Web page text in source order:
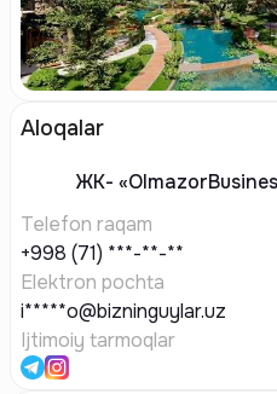
Aloqalar
ЖК-
Telefon raqam
+998 (71) ***-**-**
Elektron pochta
i*****o@bizninguylar.uz
Ijtimoiy tarmoqlar